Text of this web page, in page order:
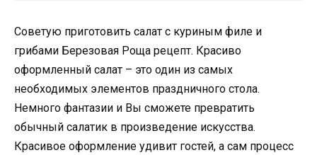
Советую приготовить салат с куриным филе и
грибами Березовая Роща рецепт. Красиво
оформленный салат – это один из самых
необходимых элементов праздничного стола.
Немного фантазии и Вы сможете превратить
обычный салатик в произведение искусства.
Красивое оформление удивит гостей, а сам процесс